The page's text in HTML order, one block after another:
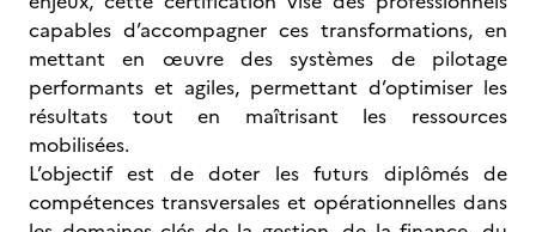
capables d’accompagner ces transformations, en
mettant en œuvre des systèmes de pilotage
performants et agiles, permettant d’optimiser les
résultats tout en maîtrisant les ressources
mobilisées.
L’objectif est de doter les futurs diplômés de
compétences transversales et opérationnelles dans